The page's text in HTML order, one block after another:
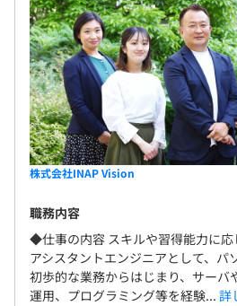
株式会社INAP Vision
職務内容
◆仕事の内容 スキルや習得能力に応
アシスタントエンジニアとして、パ
初歩的な業務からはじまり、サーバ
運用、プログラミング等を経験... 詳